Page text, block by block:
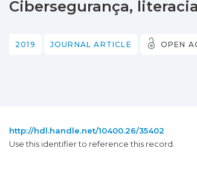
Cibersegurança,
2019 JOURNAL ARTICLE OPEN
http://hdl.handle.net/10400.26/35402
Use this identifier to reference this record.